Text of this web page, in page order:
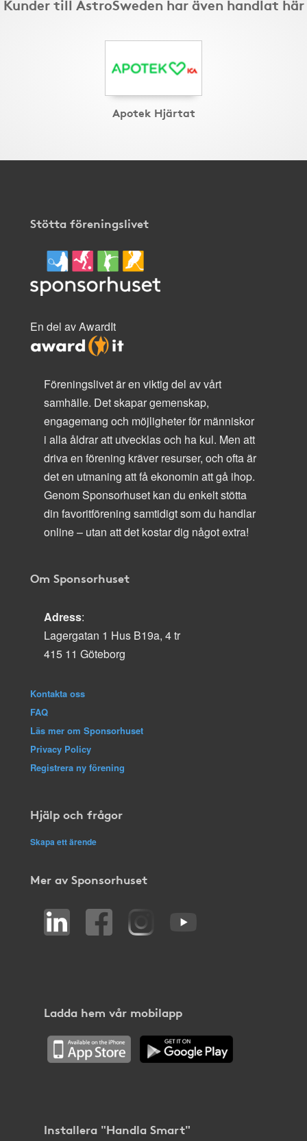
Kunder till AstroSweden har även handlat här
Apotek Hjärtat
Stötta föreningslivet
En del av AwardIt
Föreningslivet är en viktig del av vårt
samhälle. Det skapar gemenskap,
engagemang och möjligheter för människor
i alla åldrar att utvecklas och ha kul. Men att
driva en förening kräver resurser, och ofta är
det en utmaning att få ekonomin att gå ihop.
Genom Sponsorhuset kan du enkelt stötta
din favoritförening samtidigt som du handlar
online – utan att det kostar dig något extra!
Om Sponsorhuset
Adress:
Lagergatan 1 Hus B19a, 4 tr
415 11 Göteborg
Kontakta oss
FAQ
Läs mer om Sponsorhuset
Privacy Policy
Registrera ny förening
Hjälp och frågor
Skapa ett ärende
Mer av Sponsorhuset
Ladda hem vår mobilapp
Installera "Handla Smart"